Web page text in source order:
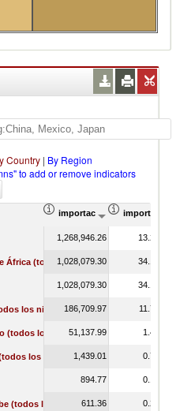
Country | By Region
to add or remove indicators
importación Valor del comercio
importación
1,268,946.26 13.29
África (todos los niveles de ingreso)
1,028,079.30 34.17
1,028,079.30 34.17
los niveles de ingreso)
186,709.97 11.70
(todos los niveles de ingreso)
51,137.99 1.45
los niveles de ingreso)
1,439.01 0.73
894.77 0.14
(todos los niveles de ingreso)
611.36 0.21